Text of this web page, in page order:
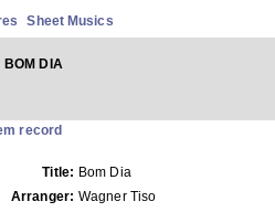
Sheet Musics
BOM DIA
record
Title: Bom Dia
Arranger: Wagner Tiso